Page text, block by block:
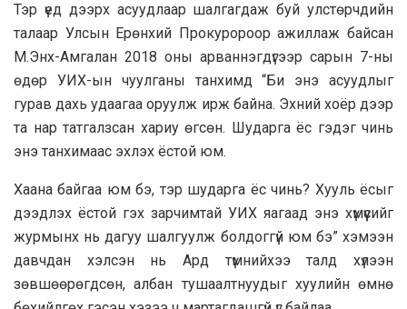
Тэр үед дээрх асуудлаар шалгагдаж буй улстөрчдийн
талаар Улсын Ерөнхий Прокуророор ажиллаж байсан
М.Энх-Амгалан 2018 оны арваннэгдүгээр сарын 7-ны
өдөр УИХ-ын чуулганы танхимд “Би энэ асуудлыг
гурав дахь удаагаа оруулж ирж байна. Эхний хоёр дээр
та нар татгалзсан хариу өгсөн. Шударга ёс гэдэг чинь
энэ танхимаас эхлэх ёстой юм.
Хаана байгаа юм бэ, тэр шударга ёс чинь? Хууль ёсыг
дээдлэх ёстой гэх зарчимтай УИХ яагаад энэ хүмүүсийг
журмынх нь дагуу шалгуулж болдоггүй юм бэ” хэмээн
давчдан хэлсэн нь Ард түмнийхээ талд хүлээн
зөвшөөрөгдсөн, албан тушаалтнуудыг хуулийн өмнө